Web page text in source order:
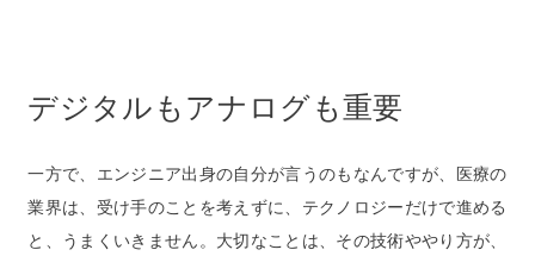
デジタルもアナログも重要
一方で、エンジニア出身の自分が言うのもなんですが、医療の
業界は、受け手のことを考えずに、テクノロジーだけで進める
と、うまくいきません。大切なことは、その技術ややり方が、